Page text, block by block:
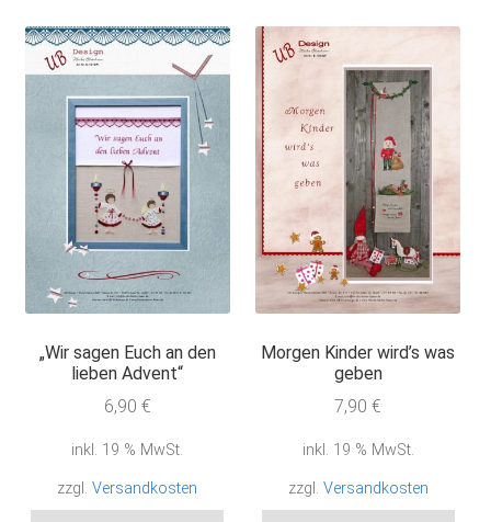
„Wir sagen Euch an den
lieben Advent“
6,90 €
inkl. 19 % MwSt.
zzgl.Versandkosten
Morgen Kinder wird’s was
geben
7,90€
inkl. 19 % MwSt.
zzgl. Versandkosten